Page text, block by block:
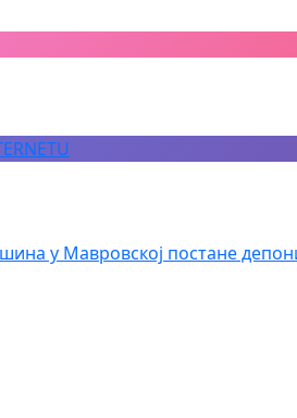
у Мавровској постане